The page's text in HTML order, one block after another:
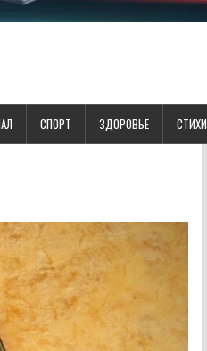
СПОРТ ЗДОРОВЬЕ СТИХИ